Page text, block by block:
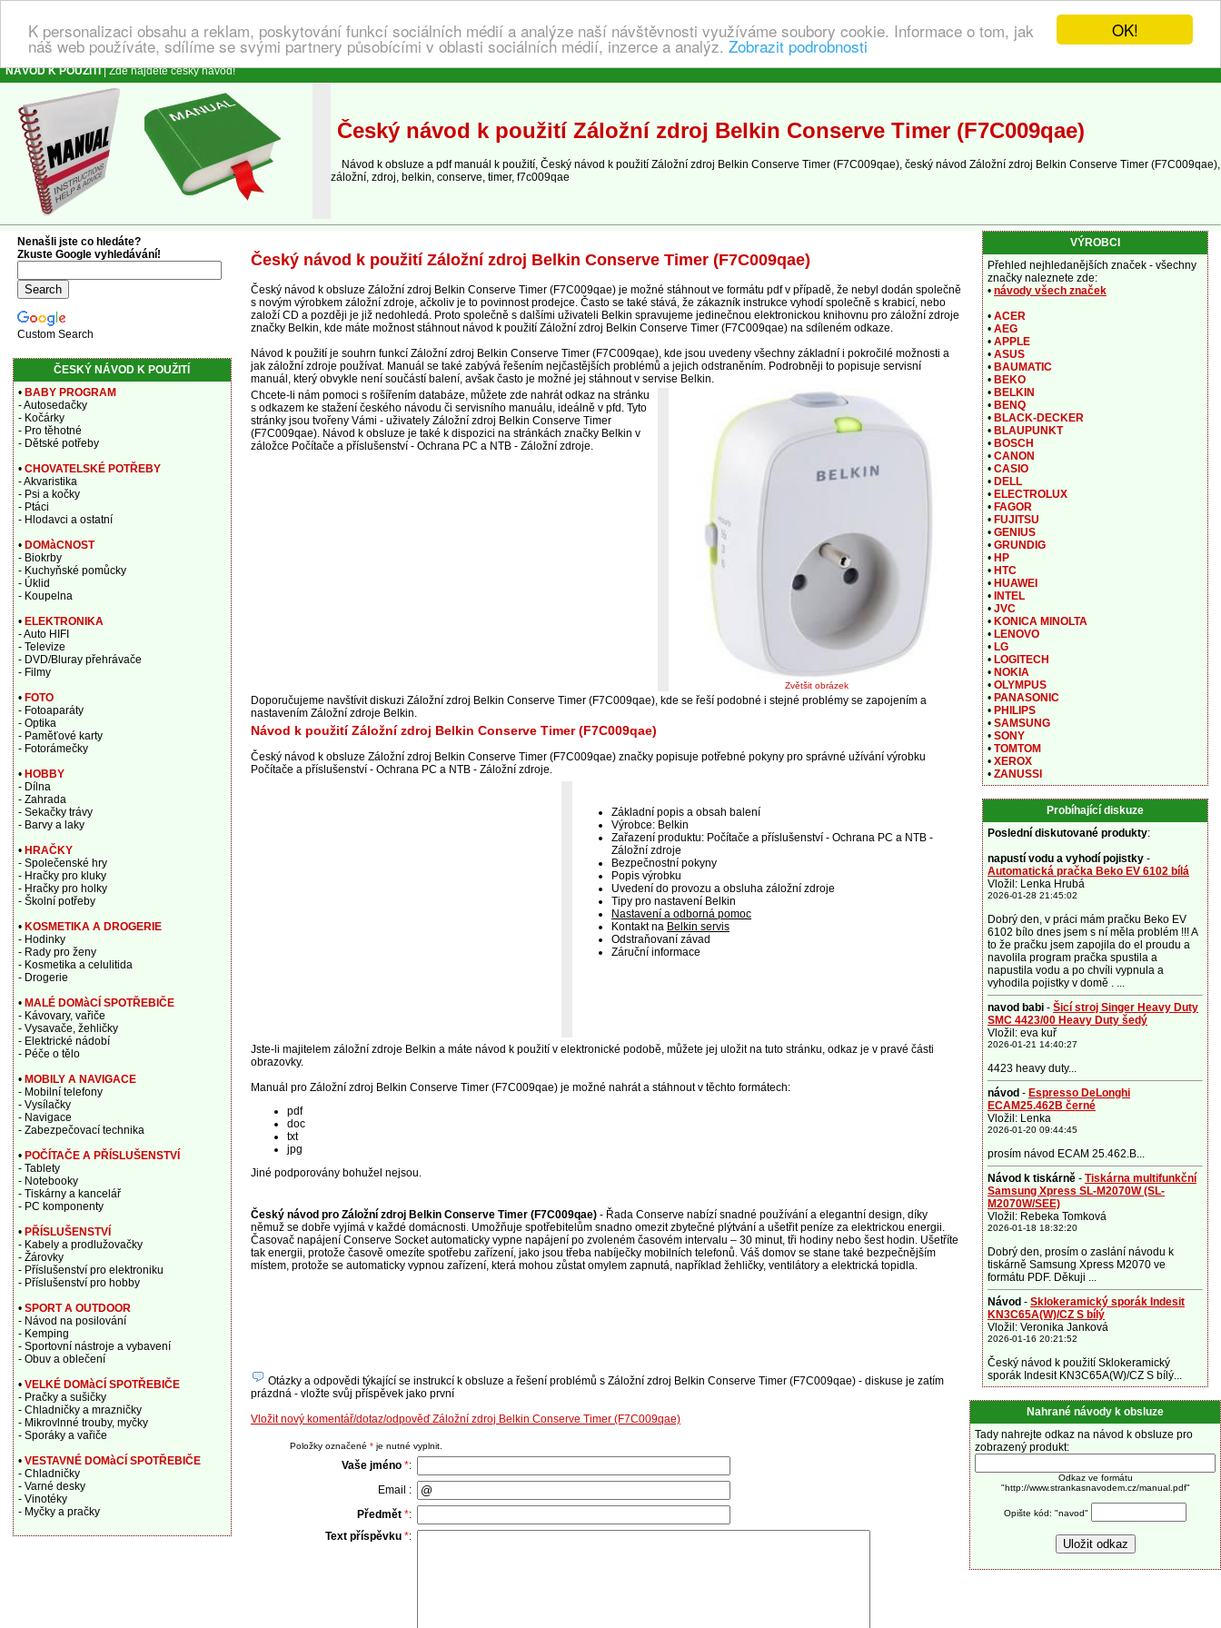
OK!
K personalizaci obsahu a reklam, poskytování funkcí sociálních médií a analýze naší návštěvnosti využíváme soubory cookie. Informace o tom, jak
náš web používáte, sdílíme se svými partnery působícími v oblasti sociálních médií, inzerce a analýz. Zobrazit podrobnosti
NÁVOD K POUŽITÍ| Zde najdete český návod!
Český návod k použití Záložní zdroj Belkin Conserve Timer (F7C009qae)
Návod k obsluze a pdf manuál k použití, Český návod k použití Záložní zdroj Belkin Conserve Timer (F7C009qae), český návod Záložní zdroj Belkin Conserve Timer (F7C009qae),
záložní, zdroj, belkin, conserve, timer, f7c009qae
Český návod k použití Záložní zdroj Belkin Conserve Timer (F7C009qae)
Český návod k obsluze Záložní zdroj Belkin Conserve Timer (F7C009qae) je možné stáhnout ve formátu pdf v případě, že nebyl dodán společně
s novým výrobkem záložní zdroje, ačkoliv je to povinnost prodejce. Často se také stává, že zákazník instrukce vyhodí společně s krabicí, nebo
založí CD a později je již nedohledá. Proto společně s dalšími uživateli Belkin spravujeme jedinečnou elektronickou knihovnu pro záložní zdroje
značky Belkin, kde máte možnost stáhnout návod k použití Záložní zdroj Belkin Conserve Timer (F7C009qae) na sdíleném odkaze.
Návod k použití je souhrn funkcí Záložní zdroj Belkin Conserve Timer (F7C009qae), kde jsou uvedeny všechny základní i pokročilé možnosti a
jak záložní zdroje používat. Manuál se také zabývá řešením nejčastějších problémů a jejich odstraněním. Podrobněji to popisuje servisní
manuál, který obvykle není součástí balení, avšak často je možné jej stáhnout v servise Belkin.
Chcete-li nám pomoci s rošířením databáze, můžete zde nahrát odkaz na stránku
s odkazem ke stažení českého návodu či servisního manuálu, ideálně v pfd. Tyto
stránky jsou tvořeny Vámi - uživately Záložní zdroj Belkin Conserve Timer
(F7C009qae). Návod k obsluze je také k dispozici na stránkách značky Belkin v
záložce Počítače a příslušenství - Ochrana PC a NTB - Záložní zdroje.
Zvětšit obrázek
Doporučujeme navštívit diskuzi Záložní zdroj Belkin Conserve Timer (F7C009qae), kde se řeší podobné i stejné problémy se zapojením a
nastavením Záložní zdroje Belkin.
Návod k použití Záložní zdroj Belkin Conserve Timer (F7C009qae)
Český návod k obsluze Záložní zdroj Belkin Conserve Timer (F7C009qae) značky popisuje potřebné pokyny pro správné užívání výrobku
Počítače a příslušenství - Ochrana PC a NTB - Záložní zdroje.
Základní popis a obsah balení
Výrobce: Belkin
Zařazení produktu: Počítače a příslušenství - Ochrana PC a NTB -
Záložní zdroje
Bezpečnostní pokyny
Popis výrobku
Uvedení do provozu a obsluha záložní zdroje
Tipy pro nastavení Belkin
Nastavení a odborná pomoc
Kontakt na Belkin servis
Odstraňovaní závad
Záruční informace
Jste-li majitelem záložní zdroje Belkin a máte návod k použití v elektronické podobě, můžete jej uložit na tuto stránku, odkaz je v pravé části
obrazovky.
Manuál pro Záložní zdroj Belkin Conserve Timer (F7C009qae) je možné nahrát a stáhnout v těchto formátech:
pdf
doc
txt
jpg
Jiné podporovány bohužel nejsou.
Český návod pro Záložní zdroj Belkin Conserve Timer (F7C009qae) - Řada Conserve nabízí snadné používání a elegantní design, díky
němuž se dobře vyjímá v každé domácnosti. Umožňuje spotřebitelům snadno omezit zbytečné plýtvání a ušetřit peníze za elektrickou energii.
Časovač napájení Conserve Socket automaticky vypne napájení po zvoleném časovém intervalu – 30 minut, tři hodiny nebo šest hodin. Ušetříte
tak energii, protože časově omezíte spotřebu zařízení, jako jsou třeba nabíječky mobilních telefonů. Váš domov se stane také bezpečnějším
místem, protože se automaticky vypnou zařízení, která mohou zůstat omylem zapnutá, například žehličky, ventilátory a elektrická topidla.
Otázky a odpovědi týkající se instrukcí k obsluze a řešení problémů s Záložní zdroj Belkin Conserve Timer (F7C009qae) - diskuse je zatím
prázdná - vložte svůj příspěvek jako první
Vložit nový komentář/dotaz/odpověď Záložní zdroj Belkin Conserve Timer (F7C009qae)
Položky označené *je nutné vyplnit.
Vaše jméno *:
Email :
Předmět *:
Text příspěvku *:
Nenašli jste co hledáte?
Zkuste Google vyhledávání!
Custom Search
ČESKÝ NÁVOD K POUŽITÍ
• BABY PROGRAM
- Autosedačky
- Kočárky
- Pro těhotné
- Dětské potřeby
• CHOVATELSKÉ POTŘEBY
- Akvaristika
- Psi a kočky
- Ptáci
- Hlodavci a ostatní
• DOMàCNOST
- Biokrby
- Kuchyňské pomůcky
- Úklid
- Koupelna
• ELEKTRONIKA
- Auto HIFI
- Televize
- DVD/Bluray přehrávače
- Filmy
• FOTO
- Fotoaparáty
- Optika
- Paměťové karty
- Fotorámečky
• HOBBY
- Dílna
- Zahrada
- Sekačky trávy
- Barvy a laky
• HRAČKY
- Společenské hry
- Hračky pro kluky
- Hračky pro holky
- Školní potřeby
• KOSMETIKA A DROGERIE
- Hodinky
- Rady pro ženy
- Kosmetika a celulitida
- Drogerie
• MALÉ DOMàCÍ SPOTŘEBIČE
- Kávovary, vařiče
- Vysavače, žehličky
- Elektrické nádobí
- Péče o tělo
• MOBILY A NAVIGACE
- Mobilní telefony
- Vysílačky
- Navigace
- Zabezpečovací technika
• POČÍTAČE A PŘÍSLUŠENSTVÍ
- Tablety
- Notebooky
- Tiskárny a kancelář
- PC komponenty
• PŘÍSLUŠENSTVÍ
- Kabely a prodlužovačky
- Žárovky
- Příslušenství pro elektroniku
- Příslušenství pro hobby
• SPORT A OUTDOOR
- Návod na posilování
- Kemping
- Sportovní nástroje a vybavení
- Obuv a oblečení
• VELKÉ DOMàCÍ SPOTŘEBIČE
- Pračky a sušičky
- Chladničky a mrazničky
- Mikrovlnné trouby, myčky
- Sporáky a vařiče
• VESTAVNÉ DOMàCÍ SPOTŘEBIČE
- Chladničky
- Varné desky
- Vinotéky
- Myčky a pračky
VÝROBCI
Přehled nejhledanějších značek - všechny
značky naleznete zde:
• návody všech značek
• ACER
• AEG
• APPLE
• ASUS
• BAUMATIC
• BEKO
• BELKIN
• BENQ
• BLACK-DECKER
• BLAUPUNKT
• BOSCH
• CANON
• CASIO
• DELL
• ELECTROLUX
• FAGOR
• FUJITSU
• GENIUS
• GRUNDIG
• HP
• HTC
• HUAWEI
• INTEL
• JVC
• KONICA MINOLTA
• LENOVO
• LG
• LOGITECH
• NOKIA
• OLYMPUS
• PANASONIC
• PHILIPS
• SAMSUNG
• SONY
• TOMTOM
• XEROX
• ZANUSSI
Probíhající diskuze
Poslední diskutované produkty:
napustí vodu a vyhodí pojistky -
Automatická pračka Beko EV 6102 bílá
Vložil: Lenka Hrubá
2026-01-28 21:45:02
Dobrý den, v práci mám pračku Beko EV
6102 bílo dnes jsem s ní měla problém !!! A
to že pračku jsem zapojila do el proudu a
navolila program pračka spustila a
napustila vodu a po chvíli vypnula a
vyhodila pojistky v domě . ...
navod babi - Šicí stroj Singer Heavy Duty
SMC 4423/00 Heavy Duty šedý
Vložil: eva kuř
2026-01-21 14:40:27
4423 heavy duty...
návod - Espresso DeLonghi
ECAM25.462B černé
Vložil: Lenka
2026-01-20 09:44:45
prosím návod ECAM 25.462.B...
Návod k tiskárně - Tiskárna multifunkční
Samsung Xpress SL-M2070W (SL-
M2070W/SEE)
Vložil: Rebeka Tomková
2026-01-18 18:32:20
Dobrý den, prosím o zaslání návodu k
tiskárně Samsung Xpress M2070 ve
formátu PDF. Děkuji ...
Návod - Sklokeramický sporák Indesit
KN3C65A(W)/CZ S bílý
Vložil: Veronika Janková
2026-01-16 20:21:52
Český návod k použití Sklokeramický
sporák Indesit KN3C65A(W)/CZ S bílý...
Nahrané návody k obsluze
Tady nahrejte odkaz na návod k obsluze pro
zobrazený produkt:
Odkaz ve formátu
"http://www.strankasnavodem.cz/manual.pdf"
Opište kód: "navod"